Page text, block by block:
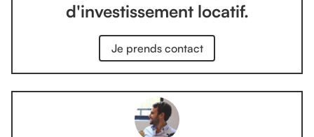
d'investissement locatif.
Je prends contact